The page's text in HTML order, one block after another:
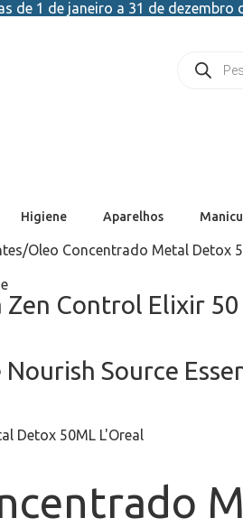
de 1 de janeiro a 31 de
Higiene Aparelhos
/Oleo Concentrado Metal Detox
Control Elixir 50
Source